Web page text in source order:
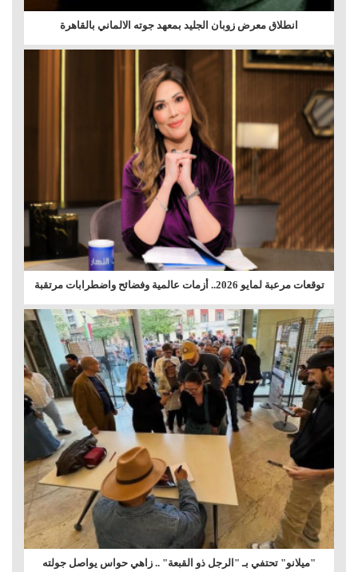
انطلاق معرض زوبان الجليد بمعهد جوته الالماني بالقاهرة
توقعات مرعبة لمايو 2026.. أزمات عالمية وفضائح واضطرابات مرتقبة
"ميلانو" تحتفي بـ "الرجل ذو القبعة" .. زاهي حواس يواصل جولته